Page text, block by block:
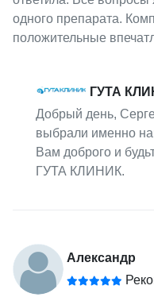
одного препарата.
положительные
ГУТА
Добрый день,
выбрали именно
Вам доброго и
ГУТА КЛИНИК.
Александр